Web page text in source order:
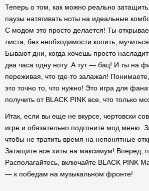
Теперь о том, как можно реально
паузы натягивать ноты на идеальные
С модом это просто делается! Ты
листа, без необходимости копить,
Бывают дни, когда хочешь просто
два часа одну ноту. А тут — бац! И ты на
переживая, что где-то залажал!
это точно то, что нужно! Это игра для
получить от BLACK PINK все, что только
Итак, если вы еще не вкурсе, чертовски
игре и обязательно подгоните мод меню.
чтобы не тратить время на непонятные
Затащите все хиты на максимум! Вперед,
Располагайтесь, включайте BLACK PINK
— к победам на музыкальном фронте!